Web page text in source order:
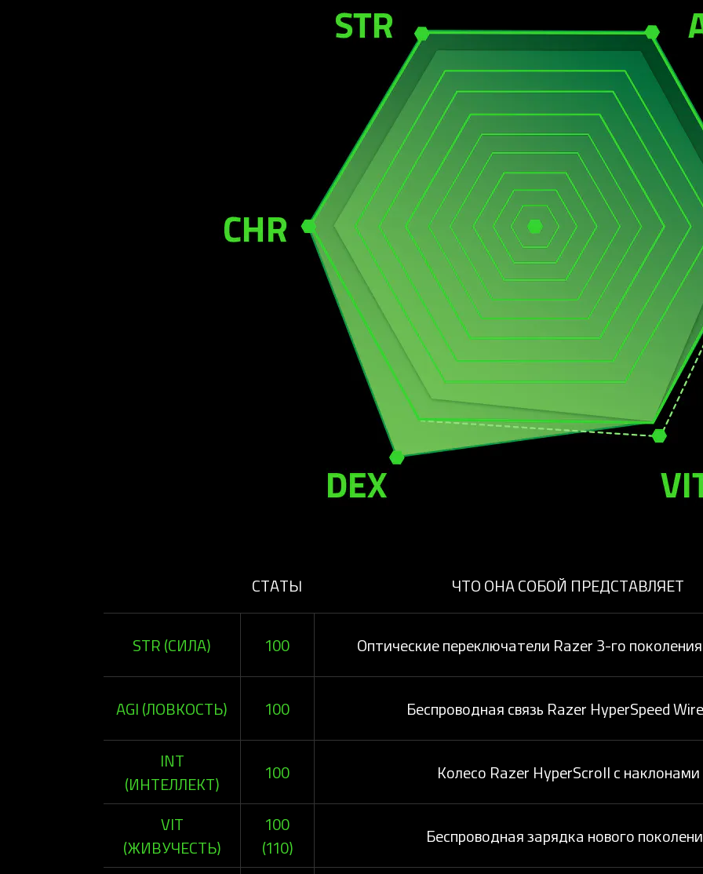
СТАТЫ ЧТО ОНА СОБОЙ ПРЕДСТАВЛЯЕТ
STR (СИЛА) 100 Оптические переключатели Razer 3-го
AGI (ЛОВКОСТЬ) 100 Беспроводная связь Razer HyperSpeed
INT
(ИНТЕЛЛЕКТ)
100 Колесо Razer HyperScroll с наклонами
VIT
(ЖИВУЧЕСТЬ)
100
(110)
Беспроводная зарядка нового